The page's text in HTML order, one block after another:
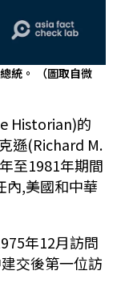
統。 （圖取自微
Historian)的
遜(Richard M.
至1981年期間
內,美國和中華
年12月訪問
交後第一位訪